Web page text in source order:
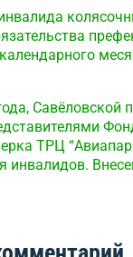
Савёловской
ТРЦ
инвалидов.